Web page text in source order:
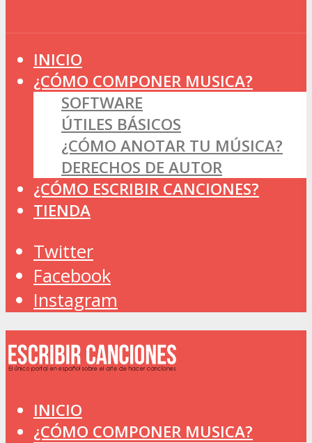
INICIO
¿CÓMO COMPONER MUSICA?
SOFTWARE
ÚTILES BÁSICOS
¿CÓMO ANOTAR TU MÚSICA?
DERECHOS DE AUTOR
¿CÓMO ESCRIBIR CANCIONES?
TIENDA
Twitter
Facebook
Instagram
INICIO
¿CÓMO COMPONER MUSICA?